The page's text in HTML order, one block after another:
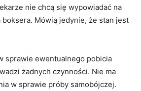
nie chcą się wypowiadać na
Mówią jedynie, że stan jest
sprawie ewentualnego pobicia
żadnych czynności. Nie ma
w sprawie próby samobójczej.